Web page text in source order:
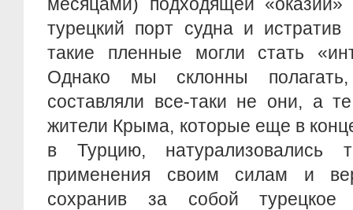
турецкий порт судна и истратив
такие пленные могли стать
Однако мы склонны
составляли все-таки не они, а
жители Крыма, которые еще в
в Турцию,
применения своим силам и
сохранив за собой турецкое